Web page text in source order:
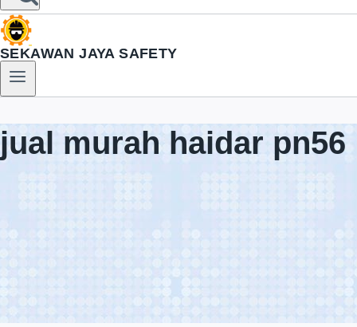
SEKAWAN JAYA SAFETY
jual murah haidar pn56